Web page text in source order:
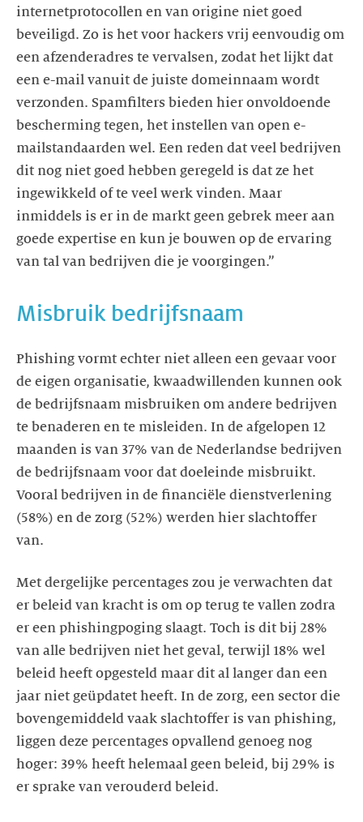
internetprotocollen en van origine niet goed
beveiligd. Zo is het voor hackers vrij eenvoudig om
een afzenderadres te vervalsen, zodat het lijkt dat
een e-mail vanuit de juiste domeinnaam wordt
verzonden. Spamfilters bieden hier onvoldoende
bescherming tegen, het instellen van open e-
mailstandaarden wel. Een reden dat veel bedrijven
dit nog niet goed hebben geregeld is dat ze het
ingewikkeld of te veel werk vinden. Maar
inmiddels is er in de markt geen gebrek meer aan
goede expertise en kun je bouwen op de ervaring
van tal van bedrijven die je voorgingen.”
Misbruik bedrijfsnaam
Phishing vormt echter niet alleen een gevaar voor
de eigen organisatie, kwaadwillenden kunnen ook
de bedrijfsnaam misbruiken om andere bedrijven
te benaderen en te misleiden. In de afgelopen 12
maanden is van 37% van de Nederlandse bedrijven
de bedrijfsnaam voor dat doeleinde misbruikt.
Vooral bedrijven in de financiële dienstverlening
(58%) en de zorg (52%) werden hier slachtoffer
van.
Met dergelijke percentages zou je verwachten dat
er beleid van kracht is om op terug te vallen zodra
er een phishingpoging slaagt. Toch is dit bij 28%
van alle bedrijven niet het geval, terwijl 18% wel
beleid heeft opgesteld maar dit al langer dan een
jaar niet geüpdatet heeft. In de zorg, een sector die
bovengemiddeld vaak slachtoffer is van phishing,
liggen deze percentages opvallend genoeg nog
hoger: 39% heeft helemaal geen beleid, bij 29% is
er sprake van verouderd beleid.